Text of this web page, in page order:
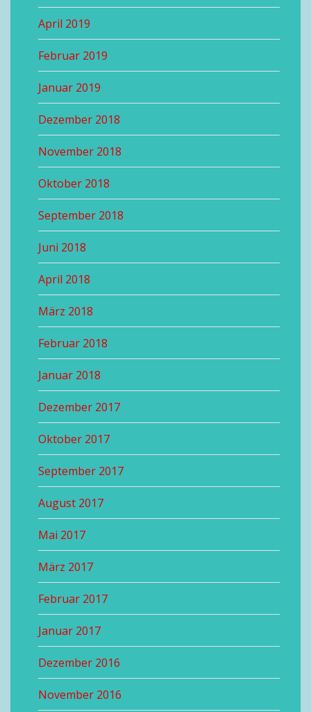
April 2019
Februar 2019
Januar 2019
Dezember 2018
November 2018
Oktober 2018
September 2018
Juni 2018
April 2018
März 2018
Februar 2018
Januar 2018
Dezember 2017
Oktober 2017
September 2017
August 2017
Mai 2017
März 2017
Februar 2017
Januar 2017
Dezember 2016
November 2016